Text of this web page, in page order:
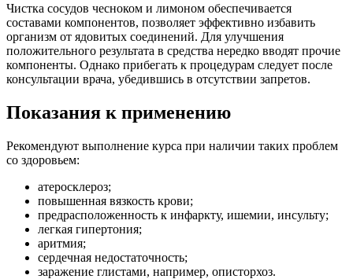
Чистка сосудов чесноком и лимоном обеспечивается
составами компонентов, позволяет эффективно избавить
организм от ядовитых соединений. Для улучшения
положительного результата в средства нередко вводят прочие
компоненты. Однако прибегать к процедурам следует после
консультации врача, убедившись в отсутствии запретов.
Показания к применению
Рекомендуют выполнение курса при наличии таких проблем
со здоровьем:
атеросклероз;
повышенная вязкость крови;
предрасположенность к инфаркту, ишемии, инсульту;
легкая гипертония;
аритмия;
сердечная недостаточность;
заражение глистами, например, описторхоз.